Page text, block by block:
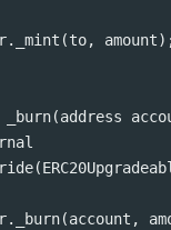
_burn(address